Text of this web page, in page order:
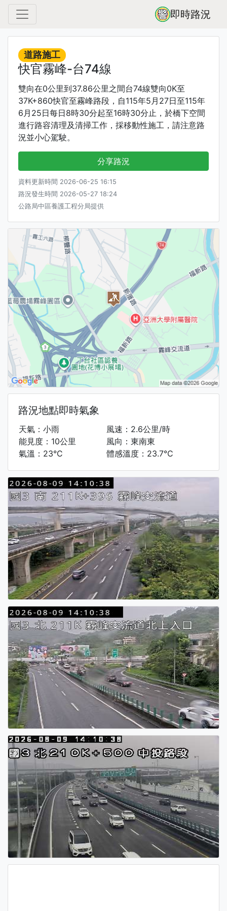
即時路況
道路施工
快官霧峰-台74線
雙向在0公里到37.86公里之間台74線雙向0K至
37K+860快官至霧峰路段，自115年5月27日至115年
6月25日每日8時30分起至16時30分止，於橋下空間
進行路容清理及清掃工作，採移動性施工，請注意路
況並小心駕駛。
分享路況
資料更新時間 2026-06-25 16:15
路況發生時間 2026-05-27 18:24
公路局中區養護工程分局提供
路況地點即時氣象
天氣：小雨
能見度：10公里
氣溫：23°C
風速：2.6公里/時
風向：東南東
體感溫度：23.7°C